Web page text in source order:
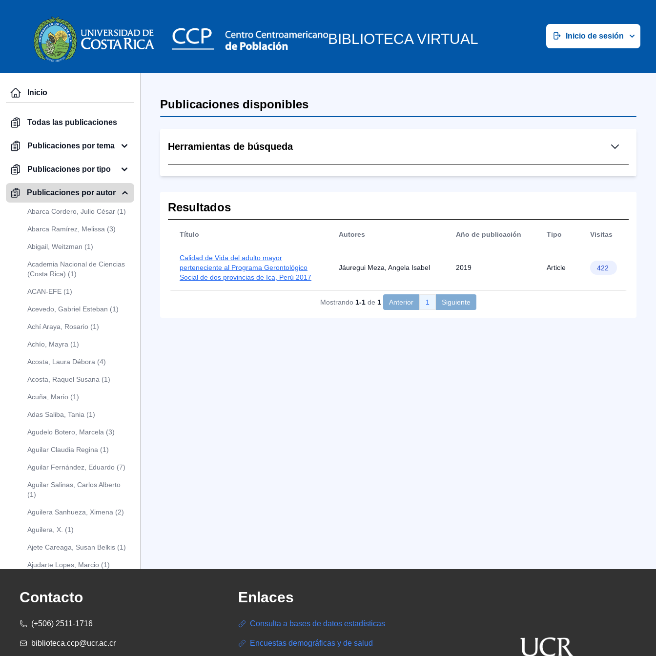
BIBLIOTECA VIRTUAL Inicio de sesión
Inicio
Todas las publicaciones
Publicaciones por tema
Publicaciones por tipo
Publicaciones por autor
Abarca Cordero, Julio César (1)
Abarca Ramírez, Melissa (3)
Abigail, Weitzman (1)
Academia Nacional de Ciencias
(Costa Rica) (1)
ACAN-EFE (1)
Acevedo, Gabriel Esteban (1)
Achí Araya, Rosario (1)
Achío, Mayra (1)
Acosta, Laura Débora (4)
Acosta, Raquel Susana (1)
Acuña, Mario (1)
Adas Saliba, Tania (1)
Agudelo Botero, Marcela (3)
Aguilar Claudia Regina (1)
Aguilar Fernández, Eduardo (7)
Aguilar Salinas, Carlos Alberto
(1)
Aguilera Sanhueza, Ximena (2)
Aguilera, X. (1)
Ajete Careaga, Susan Belkis (1)
Ajudarte Lopes, Marcio (1)
(1)
Albareda Tiana (1)
Alcócer Alfaro, Diana (1)
Publicaciones disponibles
Herramientas de búsqueda
Resultados
Título Autores Año de publicación Tipo Visitas
Calidad de Vida del adulto mayor
perteneciente al Programa Gerontológico
Social de dos provincias de Ica, Perú 2017
Jáuregui Meza, Angela Isabel 2019 Article 422
Mostrando 1-1 de 1 Anterior 1 Siguiente
Contacto
(+506) 2511-1716
biblioteca.ccp@ucr.ac.cr
Enlaces
Consulta a bases de datos estadísticas
Encuestas demográficas y de salud